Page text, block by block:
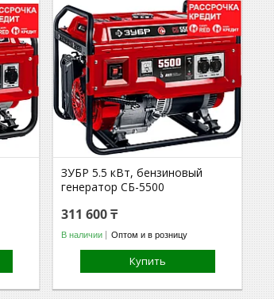
ЗУБР 5.5 кВт, бензиновый
генератор СБ-5500
311 600 ₸
В наличии Оптом и в розницу
Купить